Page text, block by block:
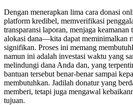
Dengan menerapkan lima cara donasi
platform kredibel, memverifikasi
transparansi laporan, menjaga keamanan
alokasi dana—kita dapat meminimalkan
signifikan. Proses ini memang
namun ini adalah investasi waktu yang
melindungi dana Anda dan, yang
bantuan tersebut benar-benar sampai
membutuhkan. Jadilah donatur yang
memberi, tetapi juga mengawal
tujuan.